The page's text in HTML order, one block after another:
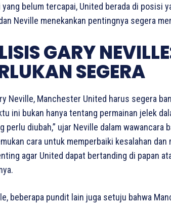
belum tercapai, United berada di posisi
Neville menekankan pentingnya segera
GARY
SEGERA
Neville, Manchester United harus segera
ini bukan hanya tentang permainan jelek
perlu diubah,” ujar Neville dalam wawancara
cara untuk memperbaiki kesalahan
agar United dapat bertanding di papan
beberapa pundit lain juga setuju bahwa